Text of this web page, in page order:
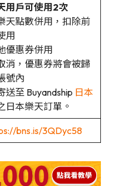
用戶可使用2次
天點數併用，扣除前
用
優惠券併用
消，優惠券將會被歸
號內
送至 Buyandship 日本
日本樂天訂單。
bns.is/3QDyc58